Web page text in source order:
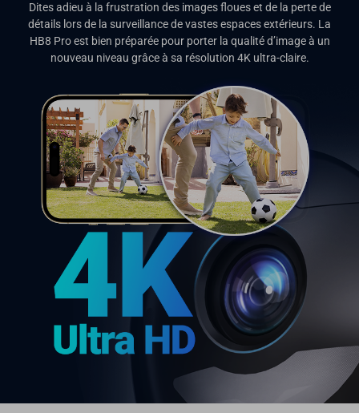
Dites adieu à la frustration des images floues et de la perte de
détails lors de la surveillance de vastes espaces extérieurs. La
HB8 Pro est bien préparée pour porter la qualité d’image à un
nouveau niveau grâce à sa résolution 4K ultra-claire.